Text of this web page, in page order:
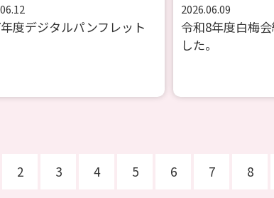
度デジタルパンフレット
2026.06.09
令和8年度白梅
した。
2 3 4 5 6 7 8